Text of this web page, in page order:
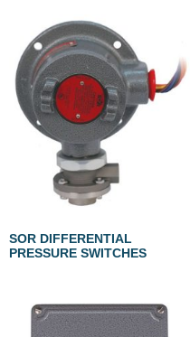
SOR DIFFERENTIAL
PRESSURE SWITCHES